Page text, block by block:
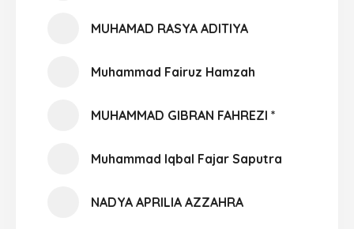
MUHAMAD RASYA ADITIYA
Muhammad Fairuz Hamzah
MUHAMMAD GIBRAN FAHREZI *
Muhammad Iqbal Fajar Saputra
NADYA APRILIA AZZAHRA